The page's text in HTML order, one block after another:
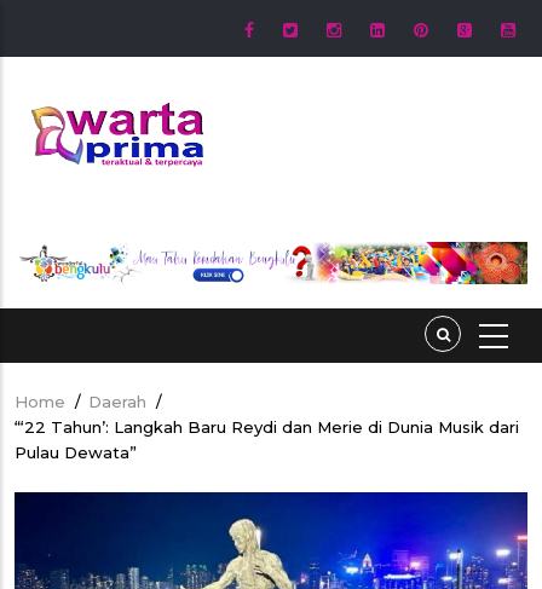
Breadcrumb
Home / Daerah /
“‘22 Tahun’: Langkah Baru Reydi dan Merie di Dunia Musik dari
Pulau Dewata”